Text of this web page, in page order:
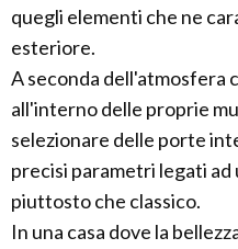
quegli elementi che ne
esteriore.
A seconda dell'atmosfera
all'interno delle proprie
selezionare delle porte
precisi parametri legati
piuttosto che classico.
In una casa dove la